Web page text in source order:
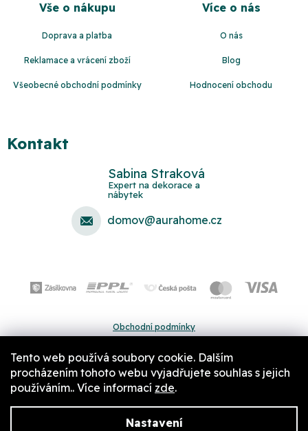
Tento web používá soubory cookie. Dalším
procházením tohoto webu vyjadřujete souhlas s jejich
používáním.. Více informací zde.
Nastavení
Vše o nákupu
Doprava a platba
Reklamace a vrácení zboží
Všeobecné obchodní podmínky
Více o nás
O nás
Blog
Hodnocení obchodu
Kontakt
Sabina Straková
domov@aurahome.cz
Obchodní podmínky
Pravidla a nastavení cookies